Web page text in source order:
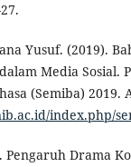
Yusuf. (2019).
Media Sosial.
(Semiba) 2019.
index.php/
Pengaruh Drama